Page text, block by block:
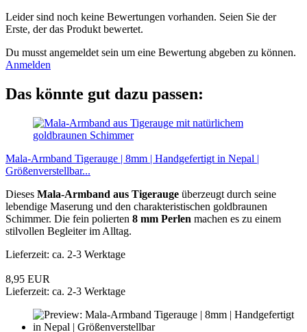
Leider sind noch keine Bewertungen vorhanden. Seien Sie der
Erste, der das Produkt bewertet.
Du musst angemeldet sein um eine Bewertung abgeben zu können.
Anmelden
Das könnte gut dazu passen:
Mala-Armband Tigerauge | 8mm | Handgefertigt in Nepal |
Größenverstellbar...
Dieses Mala-Armband aus Tigerauge überzeugt durch seine
lebendige Maserung und den charakteristischen goldbraunen
Schimmer. Die fein polierten 8 mm Perlen machen es zu einem
stilvollen Begleiter im Alltag.
Lieferzeit: ca. 2-3 Werktage
8,95 EUR
Lieferzeit: ca. 2-3 Werktage